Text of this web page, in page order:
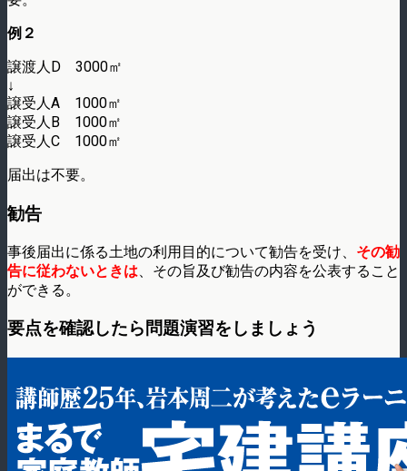
例２
譲渡人D 3000㎡
↓
譲受人A 1000㎡
譲受人B 1000㎡
譲受人C 1000㎡
届出は不要。
勧告
事後届出に係る土地の利用目的について勧告を受け、 その勧
告に従わないときは 、その旨及び勧告の内容を公表すること
ができる。
要点を確認したら問題演習をしましょう